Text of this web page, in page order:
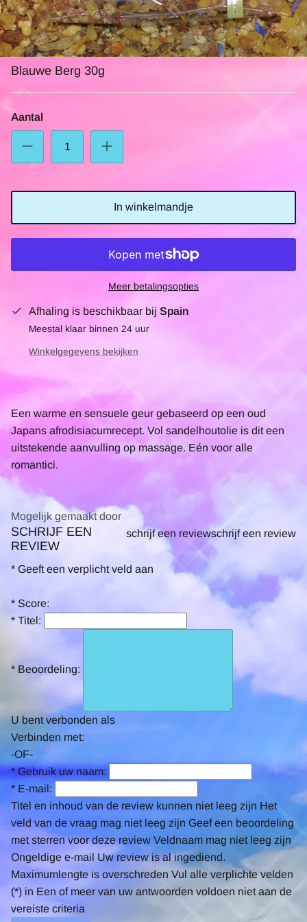
Blauwe Berg 30g
Aantal
In winkelmandje
Meer betalingsopties
Afhaling is beschikbaar bij Spain
Meestal klaar binnen 24 uur
Winkelgegevens bekijken
Een warme en sensuele geur gebaseerd op een oud
Japans afrodisiacumrecept. Vol sandelhoutolie is dit een
uitstekende aanvulling op massage. Eén voor alle
romantici.
Mogelijk gemaakt door
0.0
star
rating
schrijf een review
schrijf een review
SCHRIJF EEN
REVIEW
* Geeft een verplicht veld aan
* Score:
* Titel:
* Beoordeling:
U bent verbonden als
Verbinden met:
-OF-
*Gebruik uw naam:
* E-mail:
Titel en inhoud van de review kunnen niet leeg zijn Het
veld van de vraag mag niet leeg zijn Geef een beoordeling
met sterren voor deze review Veldnaam mag niet leeg zijn
Ongeldige e-mail Uw review is al ingediend.
Maximumlengte is overschreden Vul alle verplichte velden
(*) in Een of meer van uw antwoorden voldoen niet aan de
vereiste criteria